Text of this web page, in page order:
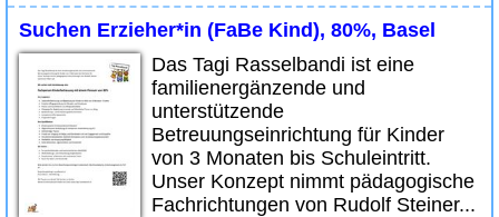
Suchen Erzieher*in (FaBe Kind), 80%, Basel
Das Tagi Rasselbandi ist eine
familienergänzende und
unterstützende
Betreuungseinrichtung für Kinder
von 3 Monaten bis Schuleintritt.
Unser Konzept nimmt pädagogische
Fachrichtungen von Rudolf Steiner...